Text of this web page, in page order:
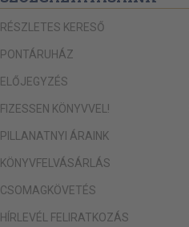
RÉSZLETES KERESŐ
PONTÁRUHÁZ
ELŐJEGYZÉS
FIZESSEN KÖNYVVEL!
PILLANATNYI ÁRAINK
KÖNYVFELVÁSÁRLÁS
CSOMAGKÖVETÉS
HÍRLEVÉL FELIRATKOZÁS